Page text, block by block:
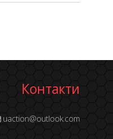
Контакти
uaction@outlook.com